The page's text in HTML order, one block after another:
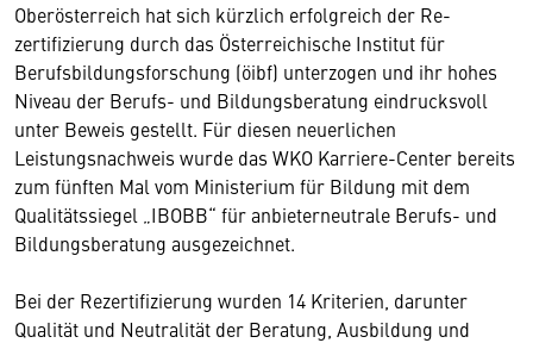
Oberösterreich hat sich kürzlich erfolgreich der Re­
zertifizierung durch das Österreichische Institut für
Berufsbildungsforschung (öibf) unterzogen und ihr hohes
Niveau der Berufs- und Bildungsberatung eindrucksvoll
unter Beweis gestellt. Für diesen neuerlichen
Leistungsnachweis wurde das WKO Karriere-Center bereits
zum fünften Mal vom Ministerium für Bildung mit dem
Qualitätssiegel „IBOBB“ für anbieterneutrale Berufs- und
Bildungsberatung ausgezeichnet.
Bei der Rezertifizierung wurden 14 Kriterien, darunter
Qualität und Neutralität der Beratung, Ausbildung und